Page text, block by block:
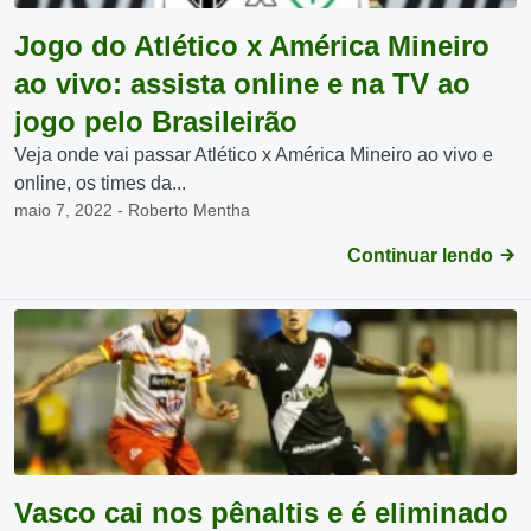
Jogo do Atlético x América Mineiro
ao vivo: assista online e na TV ao
jogo pelo Brasileirão
Veja onde vai passar Atlético x América Mineiro ao vivo e
online, os times da...
maio 7, 2022 - Roberto Mentha
Continuar lendo
Vasco cai nos pênaltis e é eliminado